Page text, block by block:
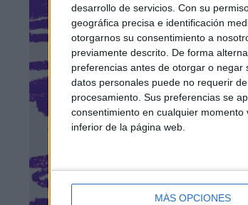
desarrollo de servicios. Con su
geográfica precisa e identificación
otorgarnos su consentimiento a
previamente descrito. De forma
preferencias antes de otorgar o negar
datos personales puede no requerir
procesamiento. Sus preferencias se
consentimiento en cualquier
inferior de la página web.
MÁS OPCIONES